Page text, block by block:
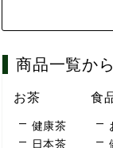
商品一覧か
お茶
健康茶
日本茶
食